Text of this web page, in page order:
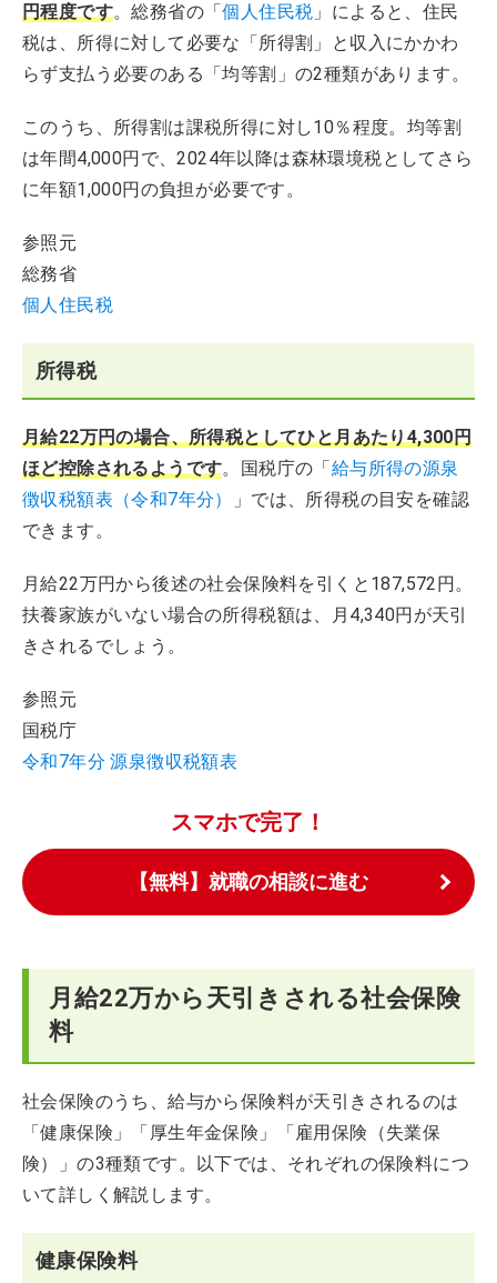
円程度です。総務省の「個人住民税 」によると、住民
税は、所得に対して必要な「所得割」と収入にかかわ
らず支払う必要のある「均等割」の2種類があります。
このうち、所得割は課税所得に対し10％程度。均等割
は年間4,000円で、2024年以降は森林環境税としてさら
に年額1,000円の負担が必要です。
参照元
総務省
個人住民税
所得税
月給22万円の場合、所得税としてひと月あたり4,300円
ほど控除されるようです。国税庁の「給与所得の源泉
徴収税額表（令和7年分）
」では、所得税の目安を確認
できます。
月給22万円から後述の社会保険料を引くと187,572円。
扶養家族がいない場合の所得税額は、月4,340円が天引
きされるでしょう。
参照元
国税庁
令和7年分 源泉徴収税額表
スマホで完了！
【無料】就職の相談に進む
月給22万から天引きされる社会保険
料
社会保険のうち、給与から保険料が天引きされるのは
「健康保険」「厚生年金保険」「雇用保険（失業保
険）」の3種類です。以下では、それぞれの保険料につ
いて詳しく解説します。
健康保険料